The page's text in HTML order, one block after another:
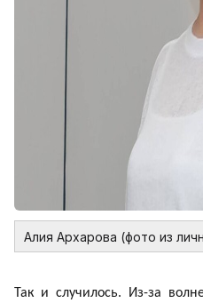
Алия Архарова (фото из
Так и случилось. Из-за